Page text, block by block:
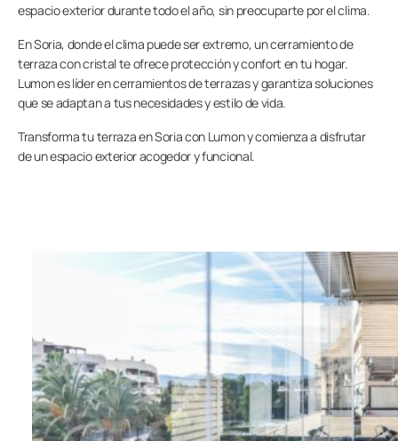
espacio exterior durante todo el año, sin preocuparte por el clima.
En Soria, donde el clima puede ser extremo, un cerramiento de
terraza con cristal te ofrece protección y confort en tu hogar.
Lumon es líder en cerramientos de terrazas y garantiza soluciones
que se adaptan a tus necesidades y estilo de vida.
Transforma tu terraza en Soria con Lumon y comienza a disfrutar
de un espacio exterior acogedor y funcional.